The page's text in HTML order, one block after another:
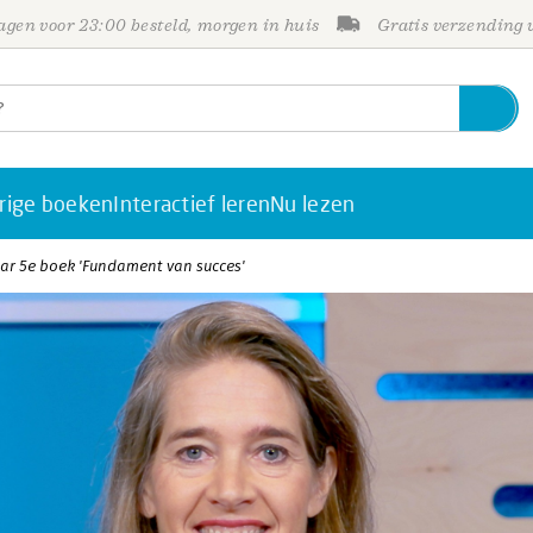
voor 23:00 besteld, morgen in huis Gratis verzending
boekenInteractief lerenNu lezen
5e boek 'Fundament van succes'